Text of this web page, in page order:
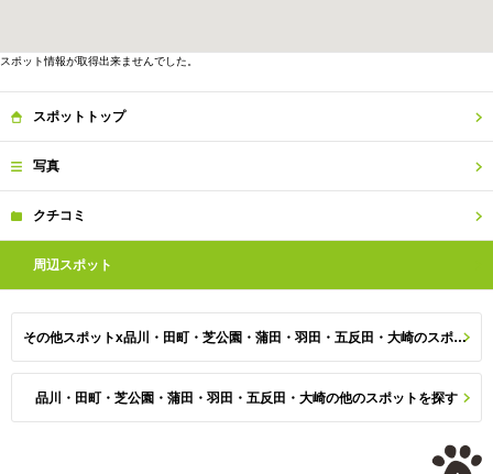
スポット情報が取得出来ませんでした。
スポット トップ
写真
クチコミ
周辺スポット
その他スポットx品川・田町・芝公園・蒲田・羽田・五反田・大崎のスポット一覧
品川・田町・芝公園・蒲田・羽田・五反田・大崎の他のスポットを探す